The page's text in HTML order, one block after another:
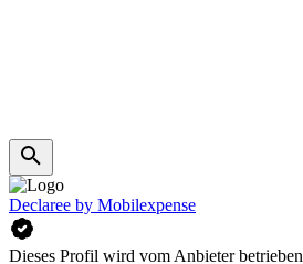
Declaree by Mobilexpense
Dieses Profil wird vom Anbieter betrieben